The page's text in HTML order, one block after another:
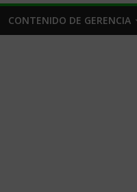
CONTENIDO DE GERENCIA